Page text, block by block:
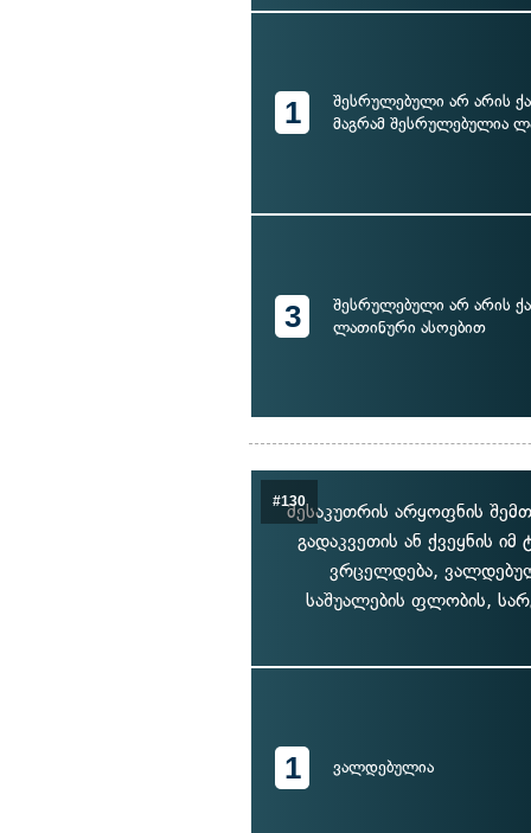
1
შესრულებული არ არის
მაგრამ შესრულებულია
3
შესრულებული არ არის
ლათინური ასოებით
#130
მესაკუთრის არყოფნის
გადაკვეთის ან ქვეყნის
ვრცელდება,
საშუალების ფლობის,
1 ვალდებულია